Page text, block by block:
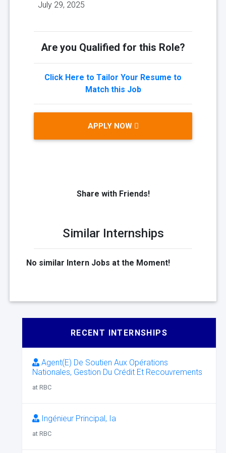
July 29, 2025
Are you Qualified for this Role?
Click Here to Tailor Your Resume to
Match this Job
APPLY NOW
Share with Friends!
Similar Internships
No similar Intern Jobs at the Moment!
RECENT INTERNSHIPS
Agent(E) De Soutien Aux Opérations
Nationales, Gestion Du Crédit Et Recouvrements
at RBC
Ingénieur Principal, Ia
at RBC